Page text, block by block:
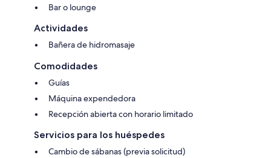
Bar o lounge
Actividades
Bañera de hidromasaje
Comodidades
Guías
Máquina expendedora
Recepción abierta con horario limitado
Servicios para los huéspedes
Cambio de sábanas (previa solicitud)